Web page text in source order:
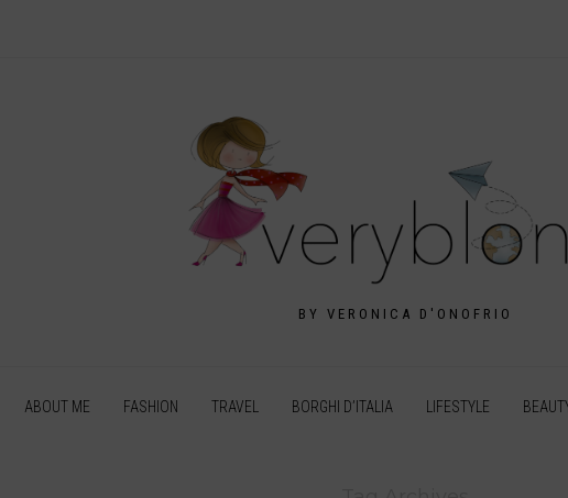
BY VERONICA D'ONOFRIO
ABOUT ME FASHION TRAVEL BORGHI D’ITALIA LIFESTYLE